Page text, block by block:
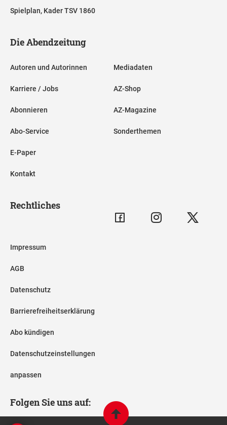
Spielplan, Kader TSV 1860
Die Abendzeitung
Autoren und Autorinnen
Karriere / Jobs
Abonnieren
Abo-Service
E-Paper
Kontakt
Mediadaten
AZ-Shop
AZ-Magazine
Sonderthemen
Rechtliches
Impressum
AGB
Datenschutz
Barrierefreiheitserklärung
Abo kündigen
Datenschutzeinstellungen
anpassen
Folgen Sie uns auf: